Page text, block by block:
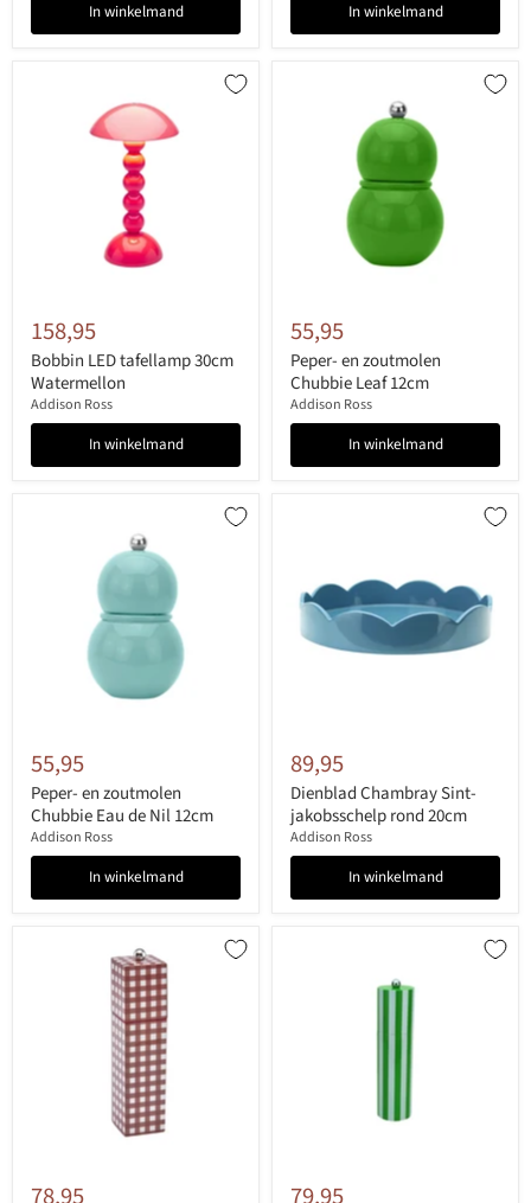
In winkelmand In winkelmand
158,95
Bobbin LED tafellamp 30cm
Watermellon
Addison Ross
In winkelmand
55,95
Peper- en zoutmolen
Chubbie Leaf 12cm
Addison Ross
In winkelmand
55,95
Peper- en zoutmolen
Chubbie Eau de Nil 12cm
Addison Ross
In winkelmand
89,95
Dienblad Chambray Sint-
jakobsschelp rond 20cm
Addison Ross
In winkelmand